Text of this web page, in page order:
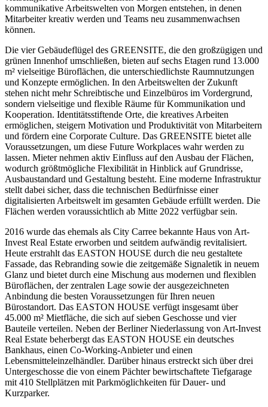
kommunikative Arbeitswelten von Morgen entstehen, in denen
Mitarbeiter kreativ werden und Teams neu zusammenwachsen
können.
Die vier Gebäudeflügel des GREENSITE, die den großzügigen und
grünen Innenhof umschließen, bieten auf sechs Etagen rund 13.000
m² vielseitige Büroflächen, die unterschiedlichste Raumnutzungen
und Konzepte ermöglichen. In den Arbeitswelten der Zukunft
stehen nicht mehr Schreibtische und Einzelbüros im Vordergrund,
sondern vielseitige und flexible Räume für Kommunikation und
Kooperation. Identitätsstiftende Orte, die kreatives Arbeiten
ermöglichen, steigern Motivation und Produktivität von Mitarbeitern
und fördern eine Corporate Culture. Das GREENSITE bietet alle
Voraussetzungen, um diese Future Workplaces wahr werden zu
lassen. Mieter nehmen aktiv Einfluss auf den Ausbau der Flächen,
wodurch größtmögliche Flexibilität in Hinblick auf Grundrisse,
Ausbaustandard und Gestaltung besteht. Eine moderne Infrastruktur
stellt dabei sicher, dass die technischen Bedürfnisse einer
digitalisierten Arbeitswelt im gesamten Gebäude erfüllt werden. Die
Flächen werden voraussichtlich ab Mitte 2022 verfügbar sein.
2016 wurde das ehemals als City Carree bekannte Haus von Art-
Invest Real Estate erworben und seitdem aufwändig revitalisiert.
Heute erstrahlt das EASTON HOUSE durch die neu gestaltete
Fassade, das Rebranding sowie die zeitgemäße Signaletik in neuem
Glanz und bietet durch eine Mischung aus modernen und flexiblen
Büroflächen, der zentralen Lage sowie der ausgezeichneten
Anbindung die besten Voraussetzungen für Ihren neuen
Bürostandort. Das EASTON HOUSE verfügt insgesamt über
45.000 m² Mietfläche, die sich auf sieben Geschosse und vier
Bauteile verteilen. Neben der Berliner Niederlassung von Art-Invest
Real Estate beherbergt das EASTON HOUSE ein deutsches
Bankhaus, einen Co-Working-Anbieter und einen
Lebensmitteleinzelhändler. Darüber hinaus erstreckt sich über drei
Untergeschosse die von einem Pächter bewirtschaftete Tiefgarage
mit 410 Stellplätzen mit Parkmöglichkeiten für Dauer- und
Kurzparker.